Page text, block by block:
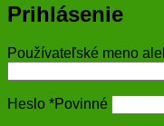
Prihlásenie
Používateľské meno
Heslo *Povinné